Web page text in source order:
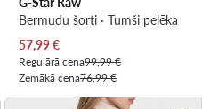
Bermudu šorti · Tumši pelēka
Pašreizējā cena
57,99€
Regulārā cena99,99 €
Zemākā cena76,99 €